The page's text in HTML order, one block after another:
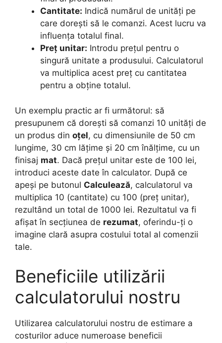
Cantitate: Indică numărul de unități pe
care dorești să le comanzi. Acest lucru va
influența totalul final.
Preț unitar: Introdu prețul pentru o
singură unitate a produsului. Calculatorul
va multiplica acest preț cu cantitatea
pentru a obține totalul.
Un exemplu practic ar fi următorul: să
presupunem că dorești să comanzi 10 unități de
un produs din oțel, cu dimensiunile de 50 cm
lungime, 30 cm lățime și 20 cm înălțime, cu un
finisaj mat. Dacă prețul unitar este de 100 lei,
introduci aceste date în calculator. După ce
apeși pe butonul Calculează, calculatorul va
multiplica 10 (cantitate) cu 100 (preț unitar),
rezultând un total de 1000 lei. Rezultatul va fi
afișat în secțiunea de rezumat, oferindu-ți o
imagine clară asupra costului total al comenzii
tale.
Beneficiile utilizării
calculatorului nostru
Utilizarea calculatorului nostru de estimare a
costurilor aduce numeroase beneficii